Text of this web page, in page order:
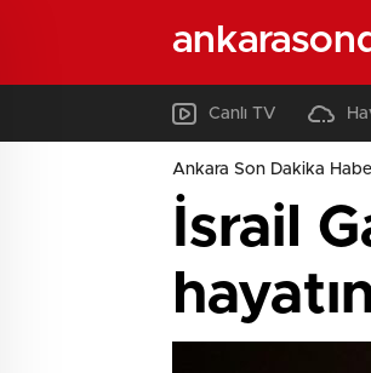
Canlı TV
Ankara Son Dakika
İsrail